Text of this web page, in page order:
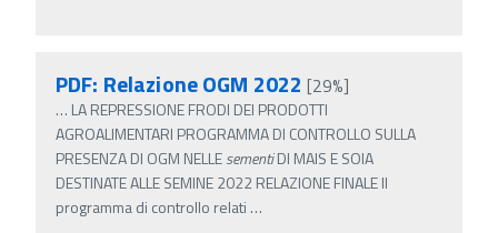
PDF: Relazione OGM 2022 [29%]
… LA REPRESSIONE FRODI DEI PRODOTTI
AGROALIMENTARI PROGRAMMA DI CONTROLLO SULLA
PRESENZA DI OGM NELLEsementiDI MAIS E SOIA
DESTINATE ALLE SEMINE 2022 RELAZIONE FINALE Il
programma di controllo relati …